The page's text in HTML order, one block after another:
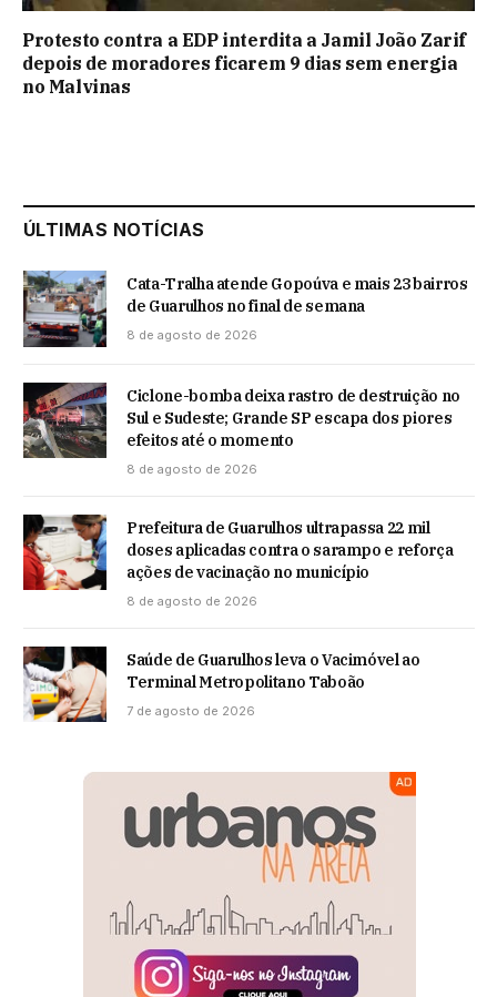
Protesto contra a EDP interdita a Jamil João Zarif
depois de moradores ficarem 9 dias sem energia
no Malvinas
ÚLTIMAS NOTÍCIAS
Cata-Tralha atende Gopoúva e mais 23 bairros
de Guarulhos no final de semana
8 de agosto de 2026
Ciclone-bomba deixa rastro de destruição no
Sul e Sudeste; Grande SP escapa dos piores
efeitos até o momento
8 de agosto de 2026
Prefeitura de Guarulhos ultrapassa 22 mil
doses aplicadas contra o sarampo e reforça
ações de vacinação no município
8 de agosto de 2026
Saúde de Guarulhos leva o Vacimóvel ao
Terminal Metropolitano Taboão
7 de agosto de 2026